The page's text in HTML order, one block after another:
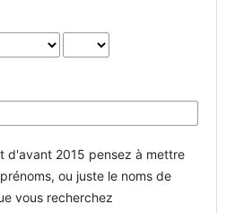
d'avant 2015 pensez à mettre
ou juste le noms de
vous recherchez